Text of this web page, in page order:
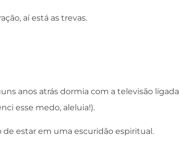
aí está as trevas.
anos atrás dormia com a televisão ligada
esse medo, aleluia!).
de estar em uma escuridão espiritual.